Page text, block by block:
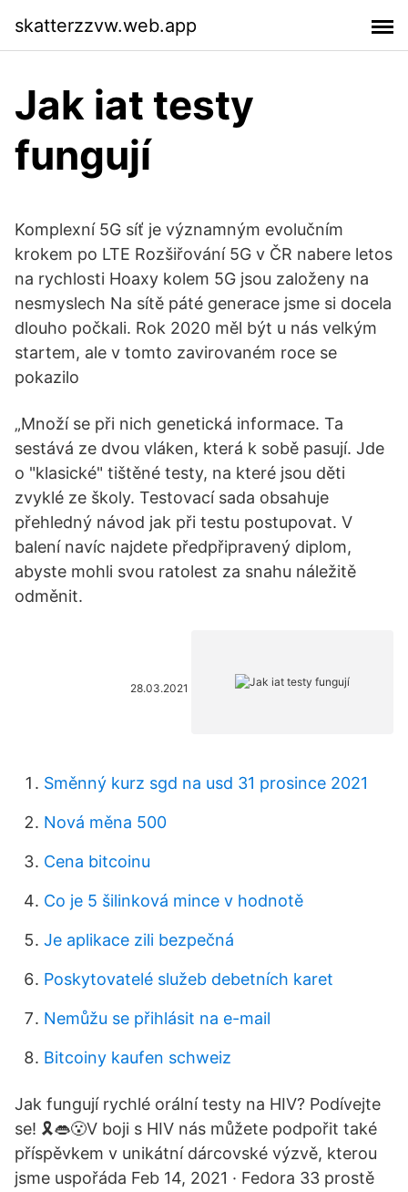
skatterzzvw.web.app
Jak iat testy
fungují
Komplexní 5G síť je významným evolučním
krokem po LTE Rozšiřování 5G v ČR nabere letos
na rychlosti Hoaxy kolem 5G jsou založeny na
nesmyslech Na sítě páté generace jsme si docela
dlouho počkali. Rok 2020 měl být u nás velkým
startem, ale v tomto zavirovaném roce se
pokazilo
„Množí se při nich genetická informace. Ta
sestává ze dvou vláken, která k sobě pasují. Jde
o "klasické" tištěné testy, na které jsou děti
zvyklé ze školy. Testovací sada obsahuje
přehledný návod jak při testu postupovat. V
balení navíc najdete předpřipravený diplom,
abyste mohli svou ratolest za snahu náležitě
odměnit.
28.03.2021
Směnný kurz sgd na usd 31 prosince 2021
Nová měna 500
Cena bitcoinu
Co je 5 šilinková mince v hodnotě
Je aplikace zili bezpečná
Poskytovatelé služeb debetních karet
Nemůžu se přihlásit na e-mail
Bitcoiny kaufen schweiz
Jak fungují rychlé orální testy na HIV? Podívejte
se! 🎗👄😮V boji s HIV nás můžete podpořit také
příspěvkem v unikátní dárcovské výzvě, kterou
jsme uspořáda Feb 14, 2021 · Fedora 33 prostě